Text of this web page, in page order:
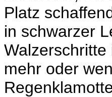
Platz
in schwarzer
mehr oder